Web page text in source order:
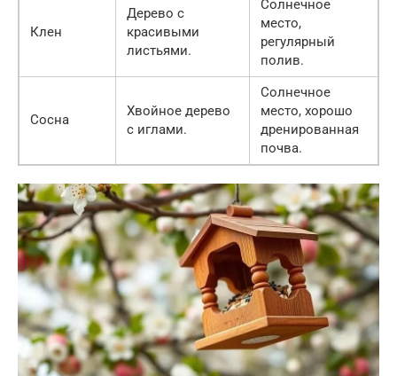
Клен
Дерево с
красивыми
листьями.
Солнечное
место,
регулярный
полив.
Сосна
Хвойное дерево
с иглами.
Солнечное
место, хорошо
дренированная
почва.